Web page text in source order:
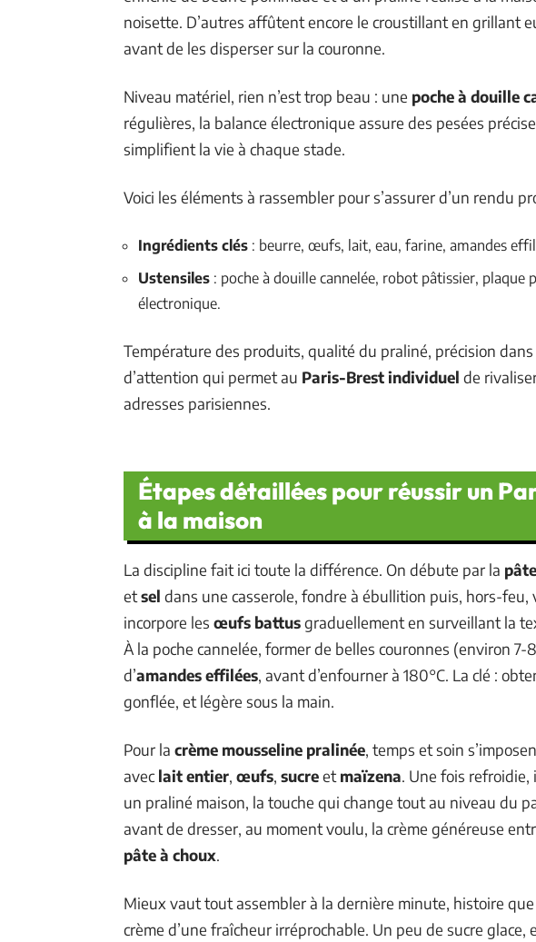
noisette. D’autres affûtent encore le croustillant en grillant
avant de les disperser sur la couronne.
Niveau matériel, rien n’est trop beau : une poche à douille
régulières, la balance électronique assure des pesées
simplifient la vie à chaque stade.
Voici les éléments à rassembler pour s’assurer d’un rendu
Ingrédients clés : beurre, œufs, lait, eau, farine, amandes
Ustensiles : poche à douille cannelée, robot pâtissier, plaque
électronique.
Température des produits, qualité du praliné, précision dans
d’attention qui permet au Paris-Brest individuel de
adresses parisiennes.
Étapes détaillées pour réussir un
à la maison
La discipline fait ici toute la différence. On débute par la
etsel dans une casserole, fondre à ébullition puis, hors-feu,
incorpore les œufs battusgraduellement en surveillant la
À la poche cannelée, former de belles couronnes (environ
d’amandes effilées, avant d’enfourner à 180°C. La clé :
gonflée, et légère sous la main.
Pour la crème mousseline pralinée, temps et soin
aveclait entier, œufs, sucreet maïzena. Une fois
un praliné maison, la touche qui change tout au niveau du
avant de dresser, au moment voulu, la crème généreuse
pâte à choux.
Mieux vaut tout assembler à la dernière minute, histoire
crème d’une fraîcheur irréprochable. Un peu de sucre glace,